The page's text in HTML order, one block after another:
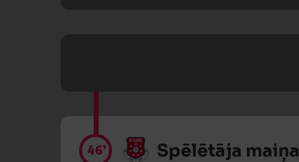
46’ Spēlētāja maiņa